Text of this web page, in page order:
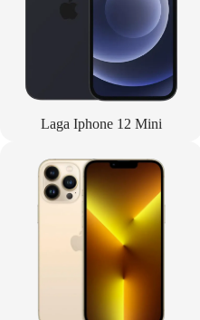
Laga Iphone 12 Mini